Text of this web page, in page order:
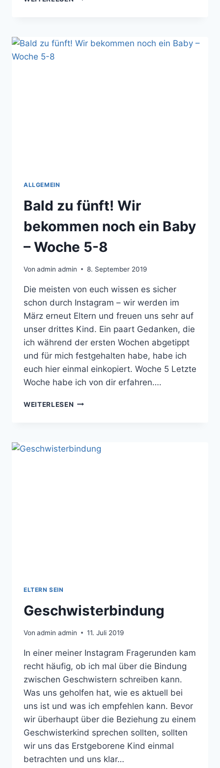
ADVENTSKALENDER?
ALLGEMEIN
Bald zu fünft! Wir
bekommen noch ein Baby
– Woche 5-8
Von admin admin 8. September 2019
Die meisten von euch wissen es sicher
schon durch Instagram – wir werden im
März erneut Eltern und freuen uns sehr auf
unser drittes Kind. Ein paart Gedanken, die
ich während der ersten Wochen abgetippt
und für mich festgehalten habe, habe ich
euch hier einmal einkopiert. Woche 5 Letzte
Woche habe ich von dir erfahren….
WEITERLESEN BALD
NOCH
ELTERN SEIN
Geschwisterbindung
Von admin admin 11. Juli 2019
In einer meiner Instagram Fragerunden kam
recht häufig, ob ich mal über die Bindung
zwischen Geschwistern schreiben kann.
Was uns geholfen hat, wie es aktuell bei
uns ist und was ich empfehlen kann. Bevor
wir überhaupt über die Beziehung zu einem
Geschwisterkind sprechen sollten, sollten
wir uns das Erstgeborene Kind einmal
betrachten und uns klar…